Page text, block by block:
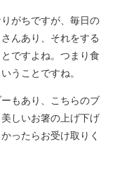
がちですが、毎日の
んあり、それをする
ですよね。つまり食
うことですね。
もあり、こちらのブ
しいお箸の上げ下げ
ったらお受け取りく